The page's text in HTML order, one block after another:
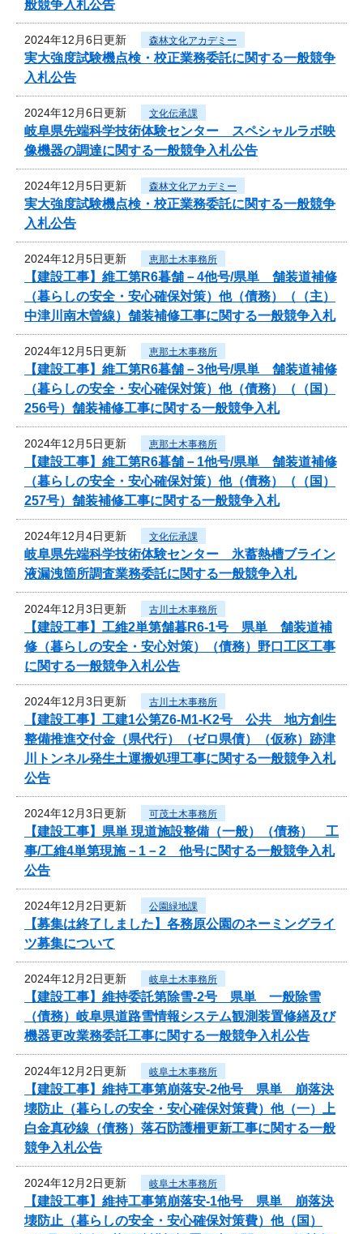
般競争入札公告
2024年12月6日更新 森林文化アカデミー
実大強度試験機点検・校正業務委託に関する一般競争
入札公告
2024年12月6日更新 文化伝承課
岐阜県先端科学技術体験センター スペシャルラボ映
像機器の調達に関する一般競争入札公告
2024年12月5日更新 森林文化アカデミー
実大強度試験機点検・校正業務委託に関する一般競争
入札公告
2024年12月5日更新 恵那土木事務所
【建設工事】維工第R6暮舗－4他号/県単 舗装道補修
（暮らしの安全・安心確保対策）他（債務）（（主）
中津川南木曽線）舗装補修工事に関する一般競争入札
2024年12月5日更新 恵那土木事務所
【建設工事】維工第R6暮舗－3他号/県単 舗装道補修
（暮らしの安全・安心確保対策）他（債務）（（国）
256号）舗装補修工事に関する一般競争入札
2024年12月5日更新 恵那土木事務所
【建設工事】維工第R6暮舗－1他号/県単 舗装道補修
（暮らしの安全・安心確保対策）他（債務）（（国）
257号）舗装補修工事に関する一般競争入札
2024年12月4日更新 文化伝承課
岐阜県先端科学技術体験センター 氷蓄熱槽ブライン
液漏洩箇所調査業務委託に関する一般競争入札
2024年12月3日更新 古川土木事務所
【建設工事】工維2単第舗暮R6-1号 県単 舗装道補
修（暮らしの安全・安心対策）（債務）野口工区工事
に関する一般競争入札公告
2024年12月3日更新 古川土木事務所
【建設工事】工建1公第Z6-M1-K2号 公共 地方創生
整備推進交付金（県代行）（ゼロ県債）（仮称）跡津
川トンネル発生土運搬処理工事に関する一般競争入札
公告
2024年12月3日更新 可茂土木事務所
【建設工事】県単 現道施設整備（一般）（債務） 工
事/工維4単第現施－1－2 他号に関する一般競争入札
公告
2024年12月2日更新 公園緑地課
【募集は終了しました】各務原公園のネーミングライ
ツ募集について
2024年12月2日更新 岐阜土木事務所
【建設工事】維持委託第除雪-2号 県単 一般除雪
（債務）岐阜県道路雪情報システム観測装置修繕及び
機器更改業務委託工事に関する一般競争入札公告
2024年12月2日更新 岐阜土木事務所
【建設工事】維持工事第崩落安-2他号 県単 崩落決
壊防止（暮らしの安全・安心確保対策費）他（一）上
白金真砂線（債務）落石防護柵更新工事に関する一般
競争入札公告
2024年12月2日更新 岐阜土木事務所
【建設工事】維持工事第崩落安-1他号 県単 崩落決
壊防止（暮らしの安全・安心確保対策費）他（国）